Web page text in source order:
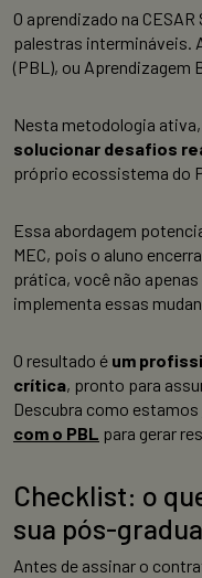
O aprendizado na
palestras intermináveis.
(PBL), ou Aprendizagem
Nesta metodologia ativa,
solucionar desafios
próprio ecossistema do
Essa abordagem
MEC, pois o aluno
prática, você não
implementa essas
O resultado é um
crítica, pronto para
Descubra como estamos
com o PBL para gerar
Checklist: o
sua pós-
Antes de assinar o